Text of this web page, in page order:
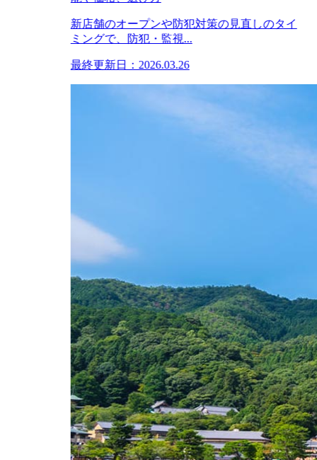
新店舗のオープンや防犯対策の見直しのタイ
ミングで、防犯・監視...
最終更新日：2026.03.26